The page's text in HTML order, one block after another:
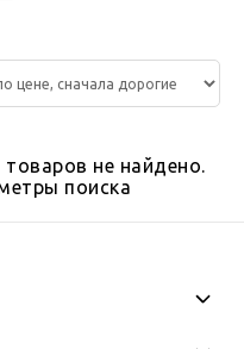
не найдено.
поиска